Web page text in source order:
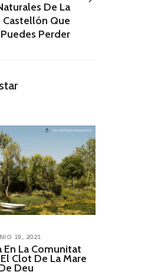
De La
Castellón Que
Perder
19, 2021
En La Comunitat
Clot De La Mare
Deu